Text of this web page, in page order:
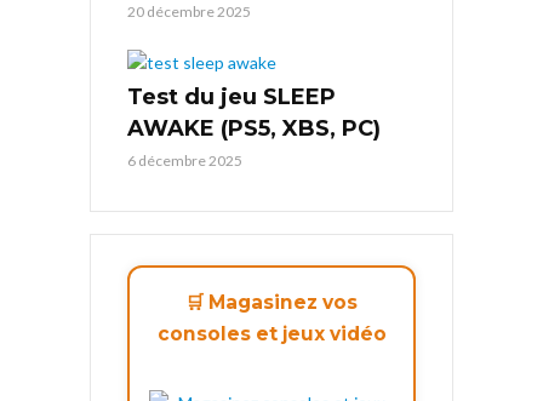
20 décembre 2025
Test du jeu SLEEP
AWAKE (PS5, XBS, PC)
6 décembre 2025
🛒 Magasinez vos
consoles et jeux vidéo